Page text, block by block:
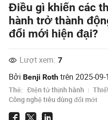
Xem Thêm
Điều gì khiến các
hành trở thành
đổi mới hiện đại?
Lượt xem: 7
Bởi Benji Roth trên2025-09-
Thẻ: Điện tử thịnh hành
Công nghệ tiêu dùng đổi mới